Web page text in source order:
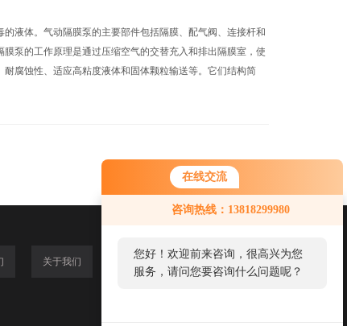
在线交流
咨询热线：13818299980
您好！欢迎前来咨询，很高兴为您
服务，请问您要咨询什么问题呢？
液体。气动隔膜泵的主要部件包括隔膜、配气阀、连接杆和
泵的工作原理是通过压缩空气的交替充入和排出隔膜室，使
腐蚀性、适应高粘度液体和固体颗粒输送等。它们结构简
关于我们